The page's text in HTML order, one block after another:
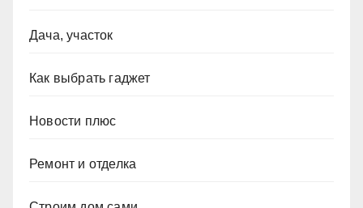
Дача, участок
Как выбрать гаджет
Новости плюс
Ремонт и отделка